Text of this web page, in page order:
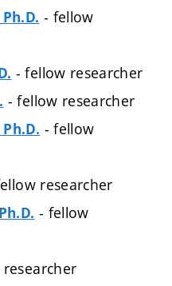
- fellow
- fellow researcher
- fellow researcher
- fellow
researcher
- fellow